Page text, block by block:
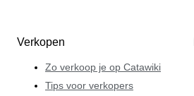
Verkopen
Zo verkoop je op Catawiki
Tips voor verkopers